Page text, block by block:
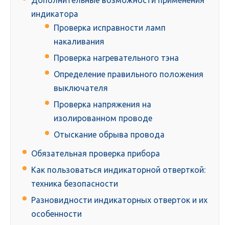
индикатора
Проверка исправности ламп
накаливания
Проверка нагревательного тэна
Определение правильного положения
выключателя
Проверка напряжения на
изолированном проводе
Отыскание обрыва провода
Обязательная проверка прибора
Как пользоваться индикаторной отверткой:
техника безопасности
Разновидности индикаторных отверток и их
особенности